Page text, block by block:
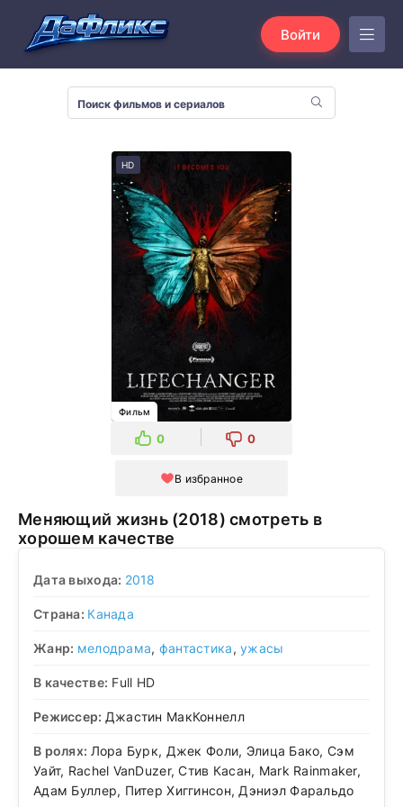
Войти
HD
Фильм
0 0
В избранное
Меняющий жизнь (2018) смотреть в
хорошем качестве
Дата выхода: 2018
Страна: Канада
Жанр: мелодрама, фантастика,ужасы
В качестве: Full HD
Режиссер: Джастин МакКоннелл
В ролях: Лора Бурк, Джек Фоли, Элица Бако, Сэм
Уайт, Rachel VanDuzer, Стив Касан, Mark Rainmaker,
Адам Буллер, Питер Хиггинсон, Дэниэл Фаральдо